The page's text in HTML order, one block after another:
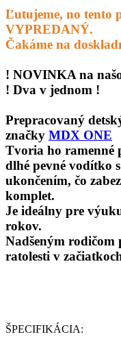
Ľutujeme, no tento
VYPREDANÝ.
Čakáme na
! NOVINKA na
! Dva v jednom !
Prepracovaný
značky MDX ONE
Tvoria ho ramenné
dlhé pevné vodítko
ukončením, čo
komplet.
Je ideálny pre
rokov.
Nadšeným rodičom
ratolesti v
ŠPECIFIKÁCIA: